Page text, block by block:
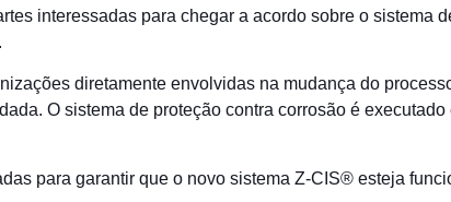
interessadas para chegar a acordo sobre o sistema
diretamente envolvidas na mudança do
O sistema de proteção contra corrosão é executado
para garantir que o novo sistema Z-CIS® esteja